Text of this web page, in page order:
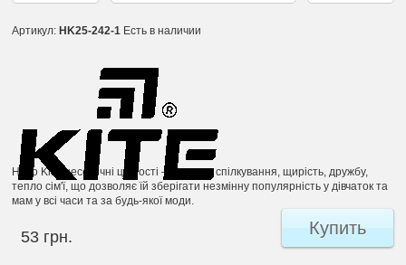
Артикул: HK25-242-1 Есть в наличии
Hello Kitty несе вічні цінності – людське спілкування, щирість, дружбу,
тепло сім'ї, що дозволяє їй зберігати незмінну популярність у дівчаток та
мам у всі часи та за будь-якої моди.
53 грн. Купить